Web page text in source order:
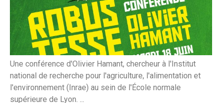
Une conférence d'Olivier Hamant, chercheur à l'Institut
national de recherche pour l'agriculture, l'alimentation et
l'environnement (Inrae) au sein de l'École normale
supérieure de Lyon. ...